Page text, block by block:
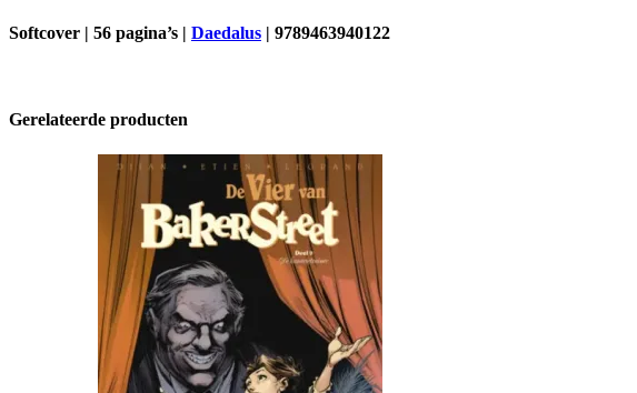
Softcover | 56 pagina’s | Daedalus | 9789463940122
Gerelateerde producten